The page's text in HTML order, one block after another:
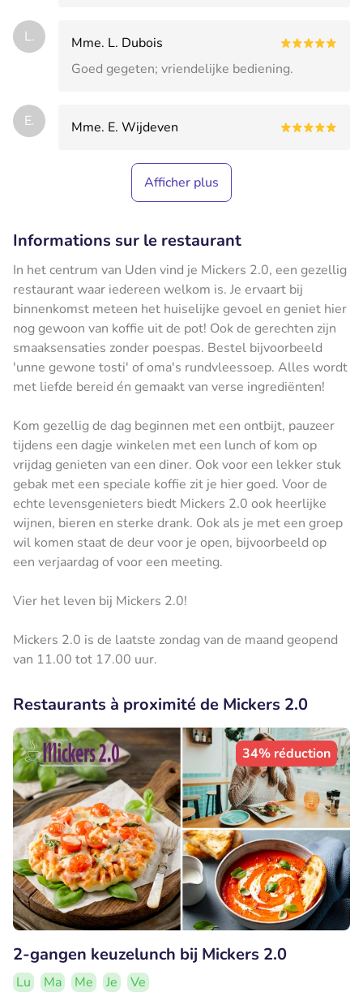
L.
Mme. L. Dubois
Goed gegeten; vriendelijke bediening.
E. Mme. E. Wijdeven
Afficher plus
Informations sur le restaurant
In het centrum van Uden vind je Mickers 2.0, een gezellig
restaurant waar iedereen welkom is. Je ervaart bij
binnenkomst meteen het huiselijke gevoel en geniet hier
nog gewoon van koffie uit de pot! Ook de gerechten zijn
smaaksensaties zonder poespas. Bestel bijvoorbeeld
'unne gewone tosti' of oma's rundvleessoep. Alles wordt
met liefde bereid én gemaakt van verse ingrediënten!
Kom gezellig de dag beginnen met een ontbijt, pauzeer
tijdens een dagje winkelen met een lunch of kom op
vrijdag genieten van een diner. Ook voor een lekker stuk
gebak met een speciale koffie zit je hier goed. Voor de
echte levensgenieters biedt Mickers 2.0 ook heerlijke
wijnen, bieren en sterke drank. Ook als je met een groep
wil komen staat de deur voor je open, bijvoorbeeld op
een verjaardag of voor een meeting.
Vier het leven bij Mickers 2.0!
Mickers 2.0 is de laatste zondag van de maand geopend
van 11.00 tot 17.00 uur.
Restaurants à proximité de Mickers 2.0
34% réduction
2-gangen keuzelunch bij Mickers 2.0
Lu Ma Me Je
Ve